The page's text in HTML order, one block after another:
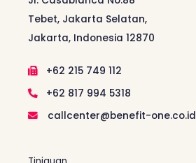
Tebet, Jakarta Selatan,
Jakarta, Indonesia 12870
+62 215 749 112
+62 817 994 5318
callcenter@benefit-one.co.id